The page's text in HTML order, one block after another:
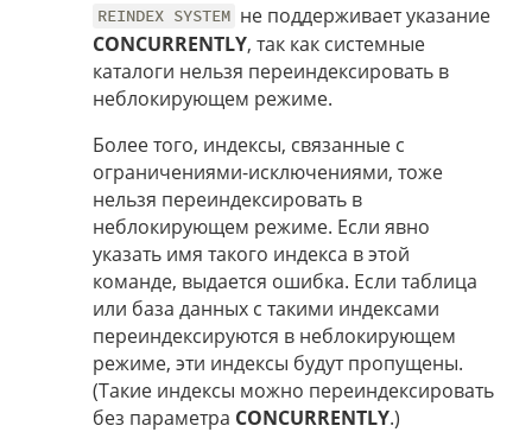
REINDEX SYSTEM не поддерживает указание
CONCURRENTLY, так как системные
каталоги нельзя переиндексировать в
неблокирующем режиме.
Более того, индексы, связанные с
ограничениями-исключениями, тоже
нельзя переиндексировать в
неблокирующем режиме. Если явно
указать имя такого индекса в этой
команде, выдается ошибка. Если таблица
или база данных с такими индексами
переиндексируются в неблокирующем
режиме, эти индексы будут пропущены.
(Такие индексы можно переиндексировать
без параметра CONCURRENTLY.)